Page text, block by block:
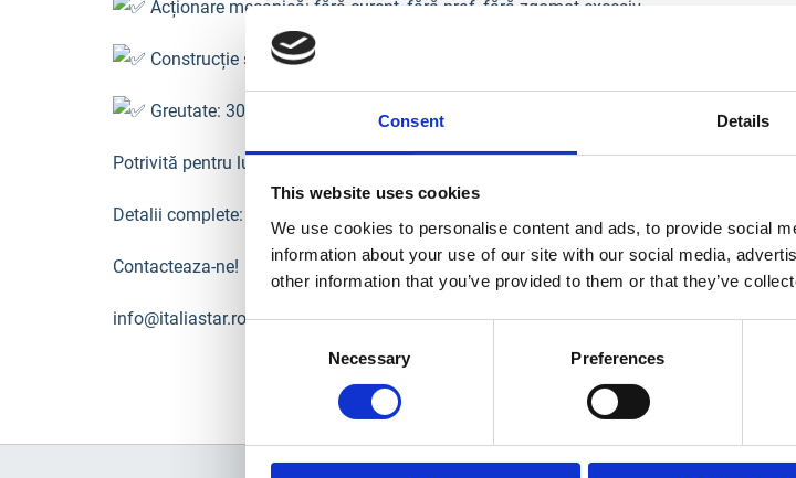
Consent Details
This website uses cookies
We use cookies to personalise content and ads, to provide social
information about your use of our site with our social media,
other information that you’ve provided to them or that they’ve
Necessary Preferences
Acționare mecanică: fără curent, fără praf, fără zgomot excesiv
Construcție solidă: stabilitate excelentă în lucru
Greutate: 30 kg – echilibru perfect între mobilitate și rezistență
Potrivită pentru lucrări de amenajări exterioare, pavaje și montaj profesional, GP42
Detalii complete:
Contacteaza-ne!
info@italiastar.ro | 0756.169.788 |www.bisonte-romania.ro